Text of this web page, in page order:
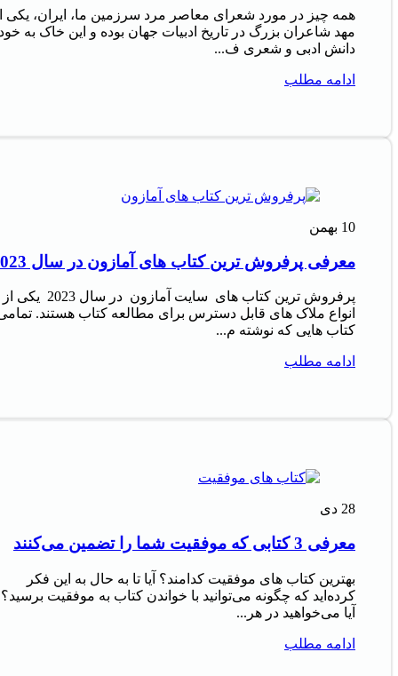
همه چیز در مورد شعرای معاصر مرد سرزمین ما، ایران، یکی
مهد شاعران بزرگ در تاریخ ادبیات جهان بوده و این خاک به
دانش ادبی و شعری ف...
ادامه مطلب
10 بهمن
معرفی پرفروش‌ ترین کتاب‌ های آمازون در سال 2023
پرفروش‌ ترین کتاب‌ های سایت آمازون در سال 2023 یکی از
انواع ملاک‌ های قابل دسترس برای مطالعه کتاب هستند.
کتاب‌ هایی که نوشته م...
ادامه مطلب
28 دی
معرفی 3 کتابی که موفقیت شما را تضمین می‌کنند
بهترین کتاب های موفقیت کدامند؟ آیا تا به حال به این فکر
کرده‌اید که چگونه می‌توانید با خواندن کتاب به موفقیت برسید؟
آیا می‌خواهید در هر...
ادامه مطلب